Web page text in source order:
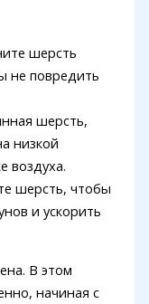
шерсть
не повредить
шерсть,
низкой
воздуха.
шерсть, чтобы
и ускорить
В этом
начиная с